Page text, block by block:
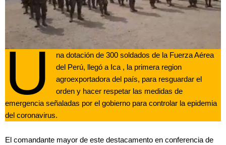
U
na dotación de 300 soldados de la Fuerza Aérea
del Perú, llegó a Ica , la primera region
agroexportadora del país, para resguardar el
orden y hacer respetar las medidas de
emergencia señaladas por el gobierno para controlar la epidemia
del coronavirus.
El comandante mayor de este destacamento en conferencia de